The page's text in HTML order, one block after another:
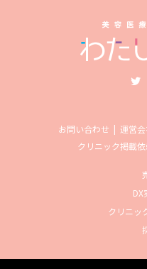
お問い合わせ 運営
クリニック掲載
DX
クリニッ